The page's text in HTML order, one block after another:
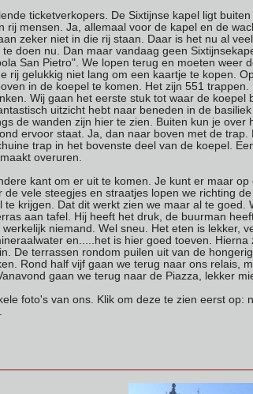
ticketverkopers. De Sixtijnse kapel ligt
rij mensen. Ja, allemaal voor de kapel en de
zeker niet in die rij staan. Daar is het nu al
doen nu. Dan maar vandaag geen
San Pietro". We lopen terug en moeten weer
rij gelukkig niet lang om een kaartje te kopen.
in de koepel te komen. Het zijn 551
Wij gaan het eerste stuk tot waar de koepel
uitzicht hebt naar beneden in de
de wanden zijn hier te zien. Buiten kun je over
ervoor staat. Ja, dan naar boven met de trap.
trap in het bovenste deel van de koepel.
overuren.
kant om er uit te komen. Je kunt er maar
vele steegjes en straatjes lopen we richting
krijgen. Dat dit werkt zien we maar al te goed.
aan tafel. Hij heeft het druk, de buurman
niemand. Wel sneu. Het eten is lekker,
en.....het is hier goed toeven. Hierna
De terrassen rondom puilen uit van de
Rond half vijf gaan we terug naar ons relais,
gaan we terug naar de Piazza, lekker
foto's van ons. Klik om deze te zien eerst op: